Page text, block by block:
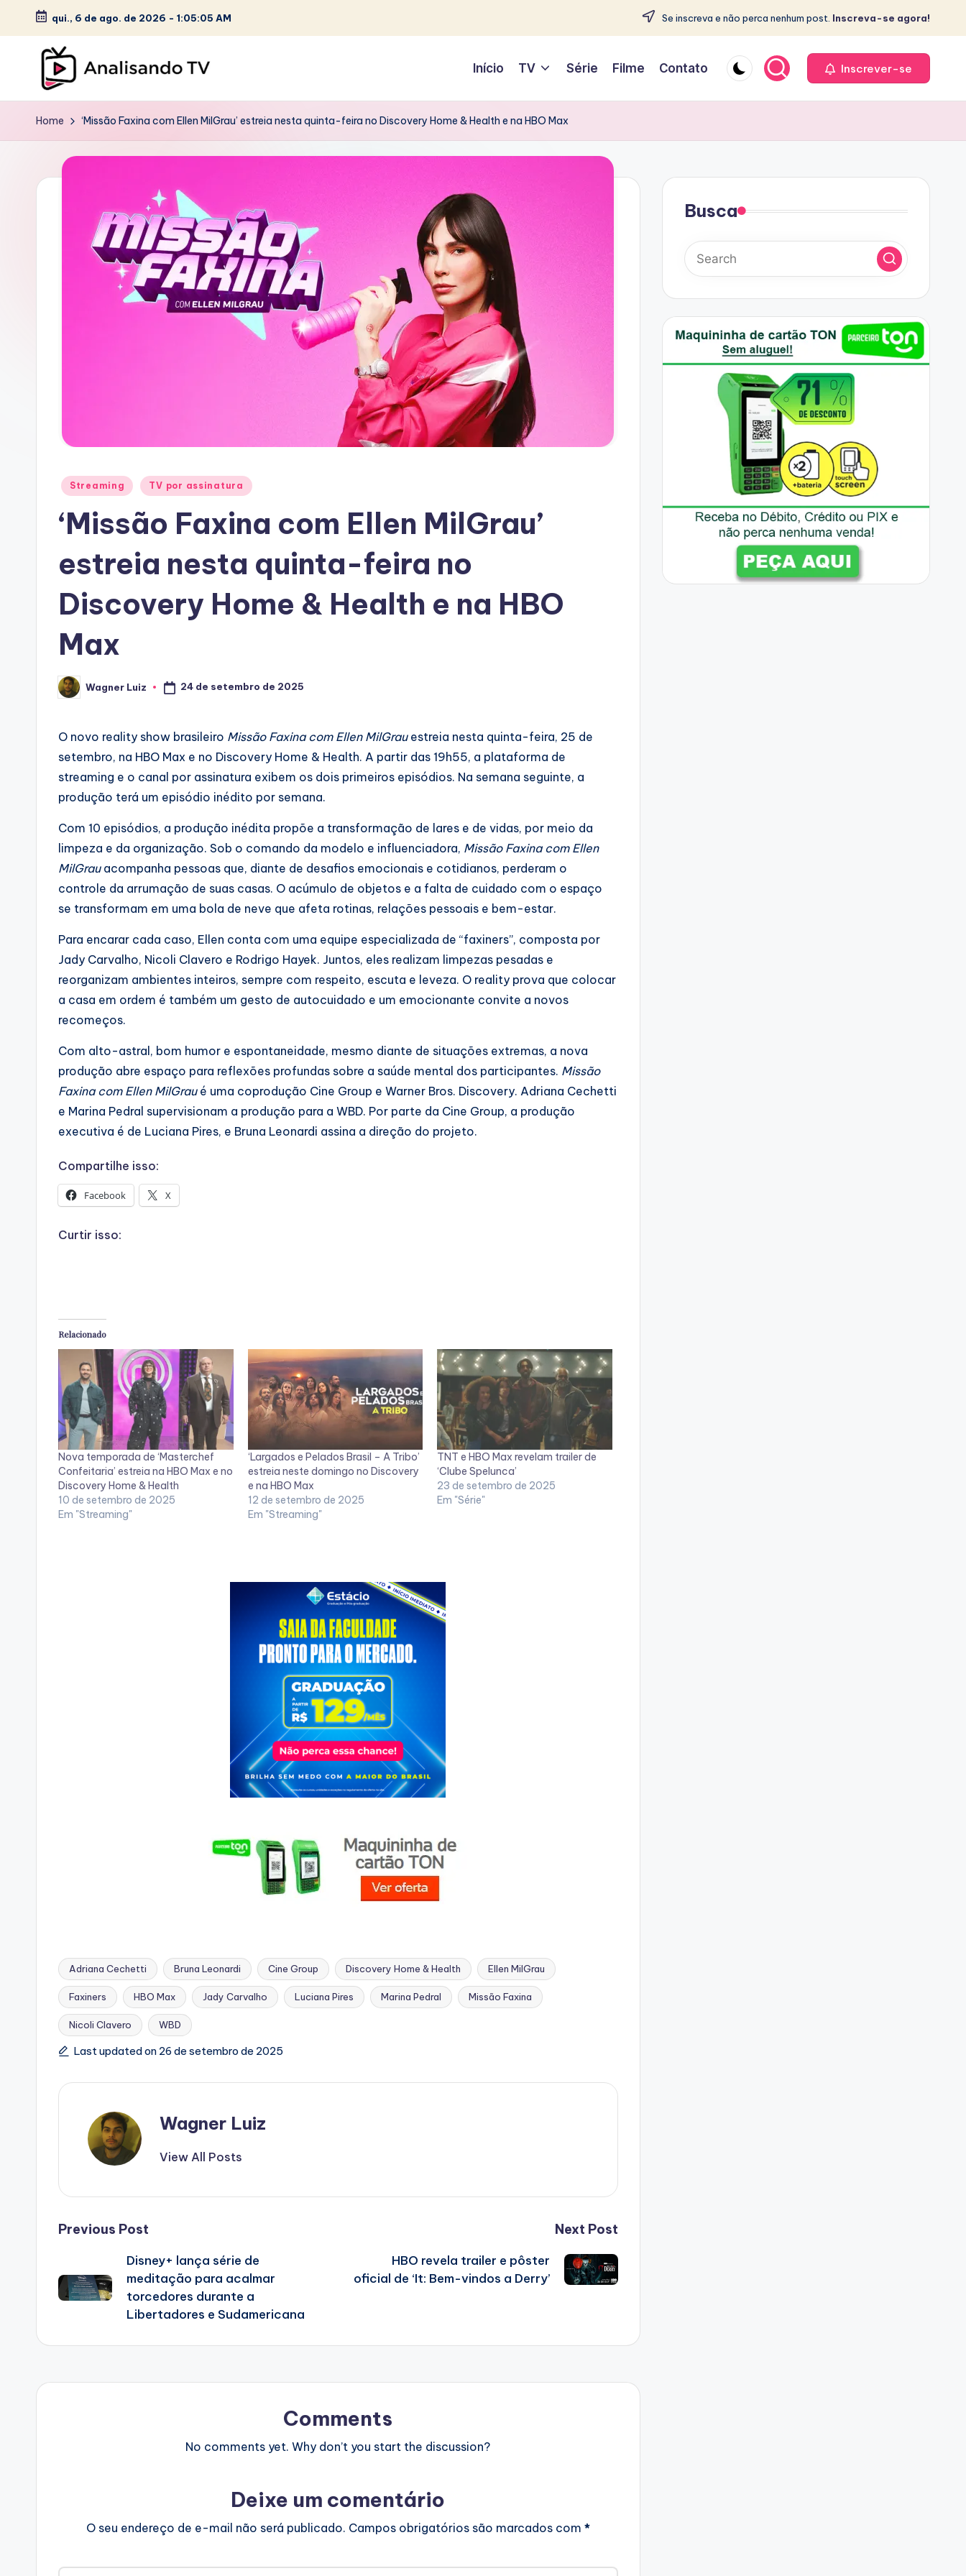
Skip
content
qui., 6 de ago. de 2026 - 1:05:07 AM Se inscreva e não perca nenhum post. Inscreva-se agora!
A
N
Início TV Série Filme Contato Inscrever-se
Home ‘Missão Faxina com Ellen MilGrau’ estreia nesta quinta-feira no Discovery Home & Health e na HBO Max
Posted
Streaming TV por assinatura
‘Missão Faxina com Ellen MilGrau’
estreia nesta quinta-feira no
Discovery Home & Health e na HBO
Max
Posted
by
Wagner Luiz 24 de setembro de 2025
O novo reality show brasileiro Missão Faxina com Ellen MilGrauestreia nesta quinta-feira, 25 de
setembro, na HBO Max e no Discovery Home & Health. A partir das 19h55, a plataforma de
streaming e o canal por assinatura exibem os dois primeiros episódios. Na semana seguinte, a
produção terá um episódio inédito por semana.
Com 10 episódios, a produção inédita propõe a transformação de lares e de vidas, por meio da
limpeza e da organização. Sob o comando da modelo e influenciadora, Missão Faxina com Ellen
MilGrauacompanha pessoas que, diante de desafios emocionais e cotidianos, perderam o
controle da arrumação de suas casas. O acúmulo de objetos e a falta de cuidado com o espaço
se transformam em uma bola de neve que afeta rotinas, relações pessoais e bem-estar.
Para encarar cada caso, Ellen conta com uma equipe especializada de “faxiners”, composta por
Jady Carvalho, Nicoli Clavero e Rodrigo Hayek. Juntos, eles realizam limpezas pesadas e
reorganizam ambientes inteiros, sempre com respeito, escuta e leveza. O reality prova que colocar
a casa em ordem é também um gesto de autocuidado e um emocionante convite a novos
recomeços.
Com alto-astral, bom humor e espontaneidade, mesmo diante de situações extremas, a nova
produção abre espaço para reflexões profundas sobre a saúde mental dos participantes. Missão
Faxina com Ellen MilGraué uma coprodução Cine Group e Warner Bros. Discovery. Adriana Cechetti
e Marina Pedral supervisionam a produção para a WBD. Por parte da Cine Group, a produção
executiva é de Luciana Pires, e Bruna Leonardi assina a direção do projeto.
Compartilhe isso:
Facebook X
Curtir isso:
Relacionado
Nova temporada de ‘Masterchef
Confeitaria’ estreia na HBO Max e no
Discovery Home & Health
10 de setembro de 2025
Em "Streaming"
‘Largados e Pelados Brasil – A Tribo’
estreia neste domingo no Discovery
e na HBO Max
12 de setembro de 2025
Em "Streaming"
TNT e HBO Max revelam trailer de
‘Clube Spelunca’
23 de setembro de 2025
Em "Série"
Tags:
Adriana Cechetti Bruna Leonardi Cine Group Discovery Home & Health Ellen MilGrau
Faxiners HBO Max Jady Carvalho Luciana Pires Marina Pedral Missão Faxina
Nicoli Clavero WBD
Last updated on 26 de setembro de 2025
Wagner Luiz
View All Posts
Post
navigation
Previous Post
Disney+ lança série de
meditação para acalmar
torcedores durante a
Libertadores e Sudamericana
Next Post
HBO revela trailer e pôster
oficial de ‘It: Bem-vindos a Derry’
Comments
No comments yet. Why don’t you start the discussion?
Deixe um comentário
O seu endereço de e-mail não será publicado. Campos obrigatórios são marcados com *
Busca